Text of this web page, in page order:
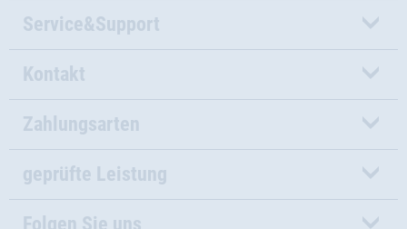
Service&Support
Kontakt
Zahlungsarten
geprüfte Leistung
Folgen Sie uns